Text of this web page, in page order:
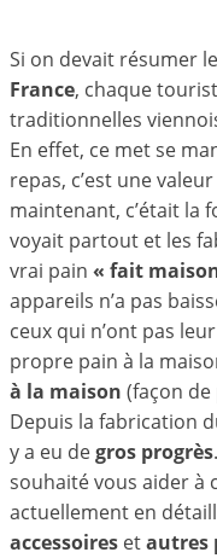
Si on devait résumer le
France, chaque
traditionnelles
En effet, ce met se
repas, c’est une
maintenant, c’était la
voyait partout et les
vrai pain « fait
appareils n’a pas
ceux qui n’ont pas
propre pain à la
à la maison (façon de
Depuis la fabrication
y a eu degros progrès
souhaité vous aider à
actuellement en
accessoires etautres